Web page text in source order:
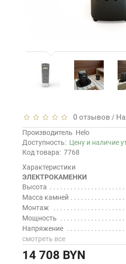
0 отзывов /
Производитель Helo
Доступность: Цену и наличие
Код товара: 7768
Характеристики
ЭЛЕКТРОКАМЕНКИ
Высота
Масса камней
Монтаж
Мощность
Напряжение
смотреть все
14 708 BYN